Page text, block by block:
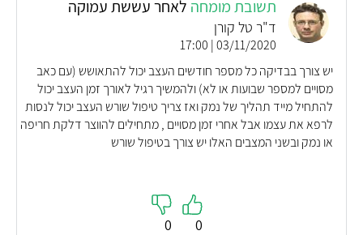
תשובת מומחה לאחר עששת עמוקה
ד"ר טל קורן
03/11/2020 | 17:00
יש צורך בבדיקה כל מספר חודשים העצב יכול להתאושש (עם כאב
מסויים למספר שבועות או לא) ולהמשיך רגיל לאורך זמן העצב יכול
להתחיל מייד תהליך של נמק ואז צריך טיפול שורש העצב יכול לנסות
לרפא את עצמו אבל אחרי זמן מסויים , מתחילים להווצר דלקת חריפה
או נמק ובשני המצבים האלו יש צורך בטיפול שורש
0
0